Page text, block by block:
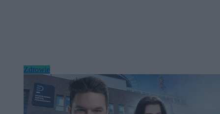
Zdrowie